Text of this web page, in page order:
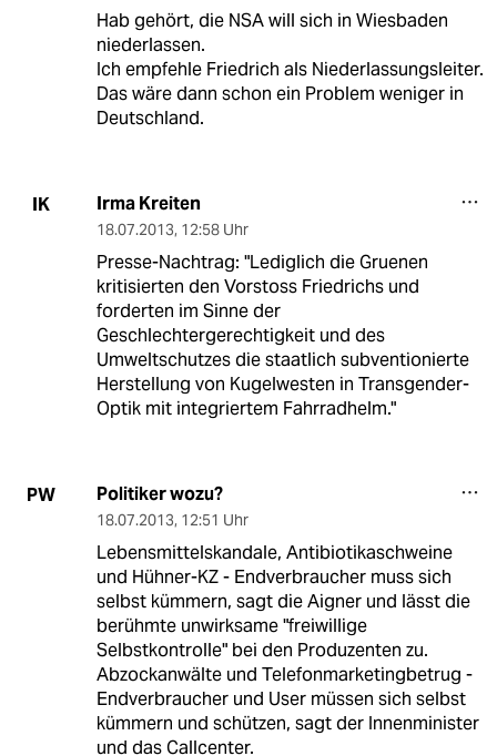
Hab gehört, die NSA will sich in Wiesbaden
niederlassen.
Ich empfehle Friedrich als Niederlassungsleiter.
Das wäre dann schon ein Problem weniger in
Deutschland.
IK Irma Kreiten
18.07.2013, 12:58 Uhr
Presse-Nachtrag: "Lediglich die Gruenen
kritisierten den Vorstoss Friedrichs und
forderten im Sinne der
Geschlechtergerechtigkeit und des
Umweltschutzes die staatlich subventionierte
Herstellung von Kugelwesten in Transgender-
Optik mit integriertem Fahrradhelm."
PW Politiker wozu?
18.07.2013, 12:51 Uhr
Lebensmittelskandale, Antibiotikaschweine
und Hühner-KZ - Endverbraucher muss sich
selbst kümmern, sagt die Aigner und lässt die
berühmte unwirksame "freiwillige
Selbstkontrolle" bei den Produzenten zu.
Abzockanwälte und Telefonmarketingbetrug -
Endverbraucher und User müssen sich selbst
kümmern und schützen, sagt der Innenminister
und das Callcenter.